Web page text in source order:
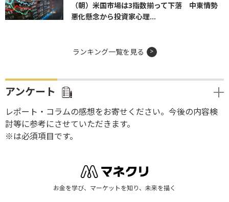
（朝）米国市場は3指数揃って下落 中東情勢
悪化懸念から投資家心理...
ランキング一覧を見る
アンケート
レポート・コラムの感想をお寄せください。今後の内容検
討等に参考にさせていただきます。
※は必須項目です。
お金を学び、マーケットを知り、未来を描く